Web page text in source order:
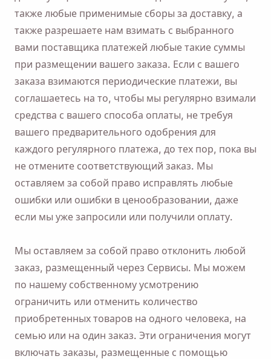
также любые применимые сборы за доставку, а
также разрешаете нам взимать с выбранного
вами поставщика платежей любые такие суммы
при размещении вашего заказа. Если с вашего
заказа взимаются периодические платежи, вы
соглашаетесь на то, чтобы мы регулярно взимали
средства с вашего способа оплаты, не требуя
вашего предварительного одобрения для
каждого регулярного платежа, до тех пор, пока вы
не отмените соответствующий заказ. Мы
оставляем за собой право исправлять любые
ошибки или ошибки в ценообразовании, даже
если мы уже запросили или получили оплату.
Мы оставляем за собой право отклонить любой
заказ, размещенный через Сервисы. Мы можем
по нашему собственному усмотрению
ограничить или отменить количество
приобретенных товаров на одного человека, на
семью или на один заказ. Эти ограничения могут
включать заказы, размещенные с помощью